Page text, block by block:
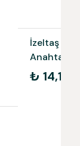
İzeltaş
Anahtar
₺